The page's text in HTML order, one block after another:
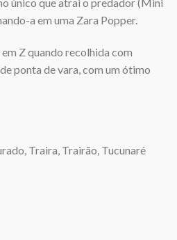
a em uma Zara Popper.
Z quando recolhida com
ponta de vara, com um ótimo
Traira, Trairão, Tucunaré